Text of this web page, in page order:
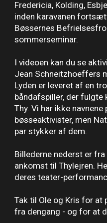
Fredericia, Kolding,
inden karavanen
Bøssernes
sommerseminar.
I videoen kan du se
Jean Schneitzhoeffers
Lyden er leveret af en
båndafspiller, der fulgte
Thy. Vi har ikke
bøsseaktivister, men
par stykker af dem.
Billederne nederst er
ankomst til Thylejren.
deres teater-
Tak til Ole og Kris for at
fra dengang - og for at